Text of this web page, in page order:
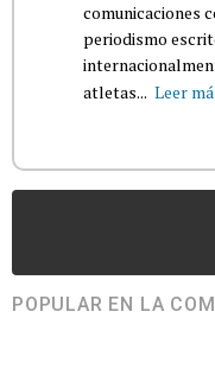
comunicaciones
periodismo
atletas... Leer
POPULAR EN LA